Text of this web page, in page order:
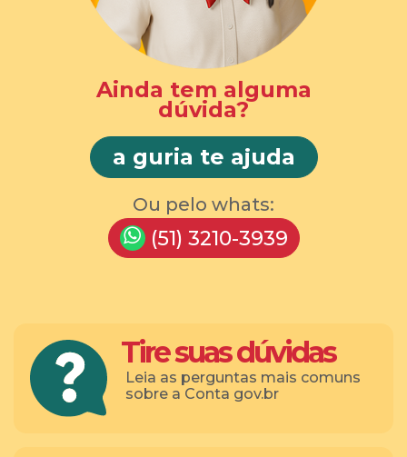
Ainda tem alguma
dúvida?
a guria te ajuda
Ou pelo whats:
(51) 3210-3939
Tire suas dúvidas
Leia as perguntas mais comuns
sobre a Conta gov.br